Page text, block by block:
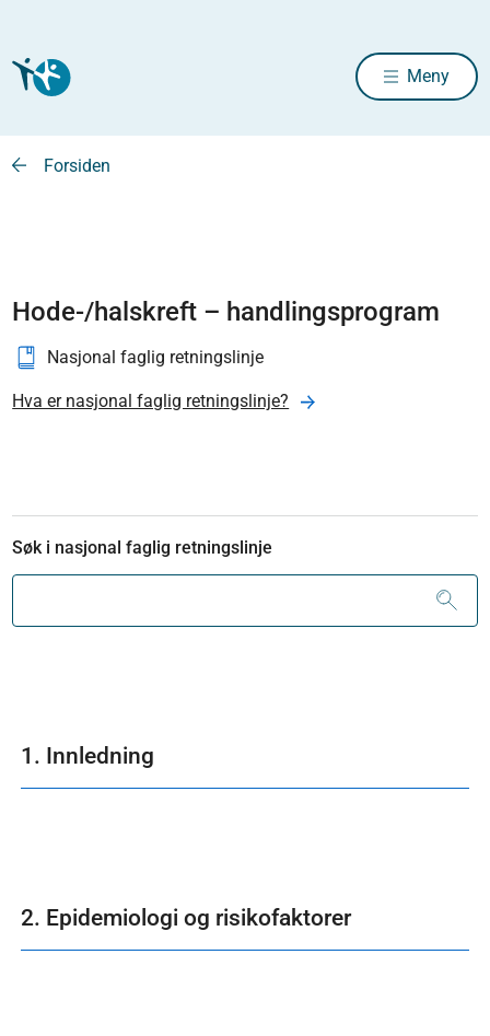
Meny
Forsiden
Hode-/halskreft – handlingsprogram
Nasjonal faglig retningslinje
Hva er nasjonal faglig retningslinje?
Søk i nasjonal faglig retningslinje
1. Innledning
2. Epidemiologi og risikofaktorer